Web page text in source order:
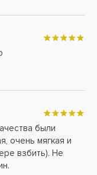
были
очень мягкая и
взбить). Не